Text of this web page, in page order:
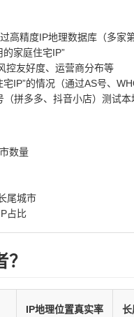
高精度IP地理数据库（多家
家庭住宅IP”
控友好度、运营商分布等
IP”的情况（通过AS号、
拼多多、抖音小店）测试
数量
尾城市
占比
IP地理位置真实率 长